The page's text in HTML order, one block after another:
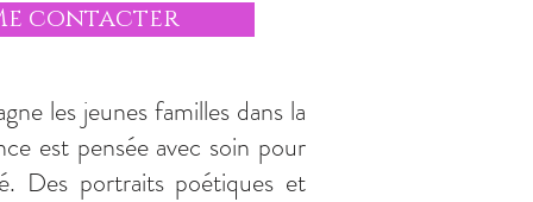
contacter
les jeunes familles dans la
est pensée avec soin pour
Des portraits poétiques et